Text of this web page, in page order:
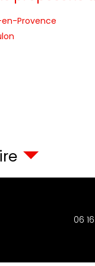
Provence
06